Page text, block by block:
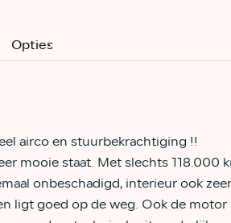
Opties
airco en stuurbekrachtiging !!
mooie staat. Met slechts
onbeschadigd, interieur ook
ligt goed op de weg. Ook de